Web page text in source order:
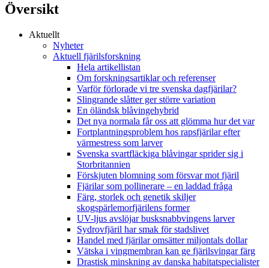
Översikt
Aktuellt
Nyheter
Aktuell fjärilsforskning
Hela artikellistan
Om forskningsartiklar och referenser
Varför förlorade vi tre svenska dagfjärilar?
Slingrande slåtter ger större variation
En öländsk blåvingehybrid
Det nya normala får oss att glömma hur det var
Fortplantningsproblem hos rapsfjärilar efter
värmestress som larver
Svenska svartfläckiga blåvingar sprider sig i
Storbritannien
Förskjuten blomning som försvar mot fjäril
Fjärilar som pollinerare – en laddad fråga
Färg, storlek och genetik skiljer
skogspärlemorfjärilens former
UV-ljus avslöjar busksnabbvingens larver
Sydrovfjäril har smak för stadslivet
Handel med fjärilar omsätter miljontals dollar
Vätska i vingmembran kan ge fjärilsvingar färg
Drastisk minskning av danska habitatspecialister